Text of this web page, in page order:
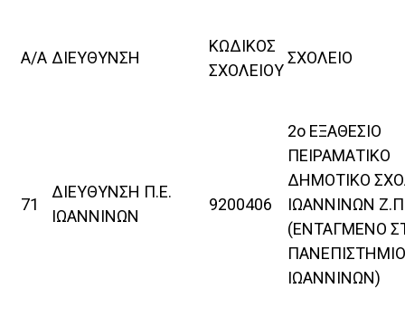
Α/Α ΔΙΕΥΘΥΝΣΗ
ΚΩΔΙΚΟΣ
ΣΧΟΛΕΙΟΥ
ΣΧΟΛΕΙΟ
71
ΔΙΕΥΘΥΝΣΗ Π.Ε.
ΙΩΑΝΝΙΝΩΝ
9200406
2ο ΕΞΑΘΕΣΙΟ
ΠΕΙΡΑΜΑΤΙΚΟ
ΔΗΜΟΤΙΚΟ
ΙΩΑΝΝΙΝΩΝ
(ΕΝΤΑΓΜΕΝΟ
ΠΑΝΕΠΙΣΤΗΜΙΟ
ΙΩΑΝΝΙΝΩΝ)